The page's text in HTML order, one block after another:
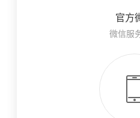
官方
微信服